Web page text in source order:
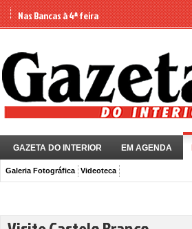
Nas Bancas à 4ª feira
GAZETA DO INTERIOR EM AGENDA
Galeria Fotográfica Videoteca